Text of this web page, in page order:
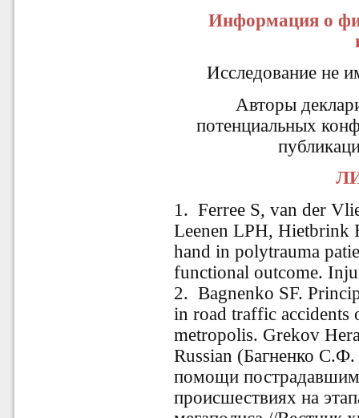
Информация о
Исследование не
Авторы
потенциальных
1. Ferree S, van der
Leenen LPH, Hietbrink
hand in polytrauma
functional outcome.
2. Bagnenko SF.
in road traffic accidents
metropolis. Grekov
Russian (Багненко
помощи
происшествиях на